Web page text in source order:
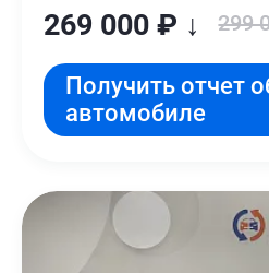
269 000 ₽ ↓ 299
Получить отчет
автомобиле